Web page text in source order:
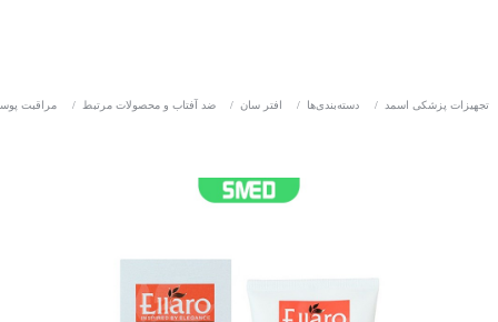
تجهیزات پزشکی اسمد / دسته‌بندی‌ها / افتر سان / ضد آفتاب و محصولات مرتبط / مراقبت